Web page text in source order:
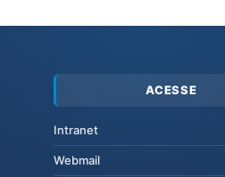
ACESSE
Intranet
Webmail